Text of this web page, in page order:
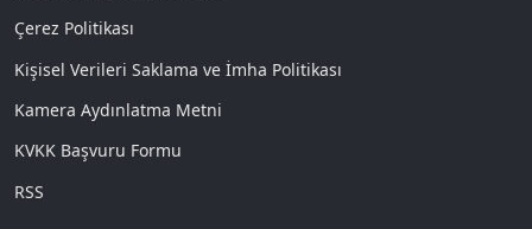
Çerez Politikası
Kişisel Verileri Saklama ve İmha Politikası
Kamera Aydınlatma Metni
KVKK Başvuru Formu
RSS